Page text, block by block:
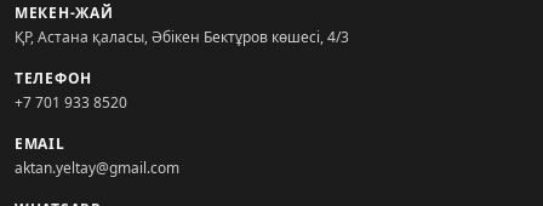
МЕКЕН-ЖАЙ
ҚР, Астана қаласы, Әбікен Бектұров көшесі, 4/3
ТЕЛЕФОН
+7 701 933 8520
EMAIL
aktan.yeltay@gmail.com